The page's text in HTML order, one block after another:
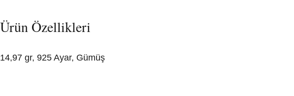
Ürün Özellikleri
14,97 gr, 925 Ayar, Gümüş